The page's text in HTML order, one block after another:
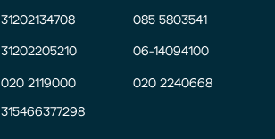
31202134708
31202205210
020 2119000
315466377298
085 5803541
06-14094100
020 2240668